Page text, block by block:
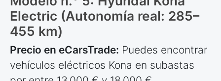
Electric (Autonomía real: 285–
455 km)
Precio en eCarsTrade: Puedes encontrar
vehículos eléctricos Kona en subastas